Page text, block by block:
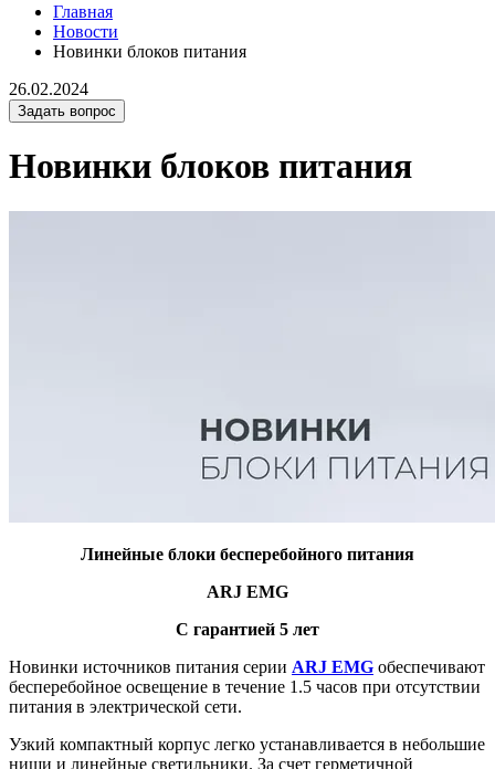
Главная
Новости
Новинки блоков питания
26.02.2024
Задать вопрос
Новинки блоков питания
Линейные блоки бесперебойного питания
ARJ EMG
С гарантией 5 лет
Новинки источников питания серии ARJ EMG обеспечивают
бесперебойное освещение в течение 1.5 часов при отсутствии
питания в электрической сети.
Узкий компактный корпус легко устанавливается в небольшие
ниши и линейные светильники. За счет герметичной